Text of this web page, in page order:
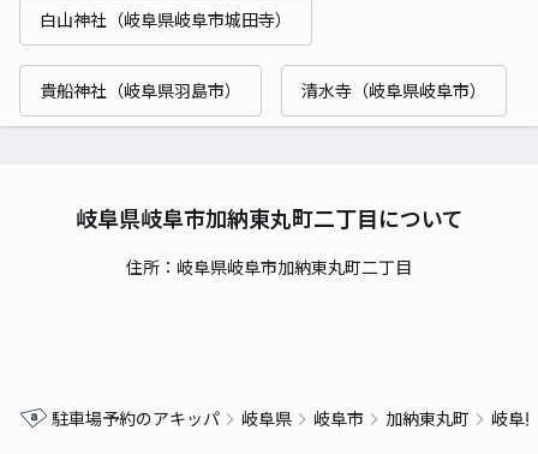
白山神社（岐阜県岐阜市城田寺）
貴船神社（岐阜県羽島市） 清水寺（岐阜県岐阜市）
岐阜県岐阜市加納東丸町二丁目について
住所：岐阜県岐阜市加納東丸町二丁目
駐車場予約のアキッパ 岐阜県 岐阜市 加納東丸町 岐阜